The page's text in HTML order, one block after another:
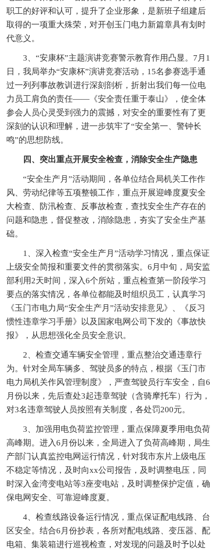
职工的好评和认可，提升了企业形象，是新班子组建后
取得的一项重大殊荣，对开创玉门电力新篇章具有划时
代意义。
3、“安康杯”主题演讲竞赛警示教育作用凸显。7月1
日，我局举办“安康杯”演讲竞赛活动，15名参赛选手通
过一列列事故教训进行深刻剖析，折射出我们每一位电
力员工肩负的责任——《安全责任重于泰山》，使全体
参会人员心灵受到强力的震撼，对安全的重要性有了更
深刻的认识和理解，进一步筑牢了“安全第一、警钟长
鸣”的思想防线。
四、突出重点开展安全检查，消除安全生产隐患
“安全生产月”活动期间，各单位结合局机关工作作
风、劳动纪律等五项整顿工作，重点开展迎峰度夏安全
大检查、防汛检查、反事故检查，查找安全生产存在的
问题和隐患，督促整改，消除隐患，夯实了安全生产基
础。
1、深入检查“安全生产月”活动学习情况，重点保证
上级安全简报和重要文件的贯彻落实。6月中旬，局安监
部利用2天时间，深入6个所站，重点检查第一阶段学习
要点的落实情况，各单位都能及时组织员工，认真学习
《玉门市电力局“安全生产月”活动安排意见》、《反习
惯性违章学习手册》以及国家电网公司下发的《事故快
报》，从思想强化全员安全意识。
2、检查交通车辆安全管理，重点整治交通违章行
为。针对全局车辆多、驾驶员多的特点，根据《玉门市
电力局机关作风管理制度》，严查驾驶员行车安全，自6
月份以来，先后查处3起违章驾驶（含骑摩托车）行为，
对3名违章驾驶人员按照有关制度，各处罚200元。
3、加强用电负荷监控管理，重点保障夏季用电负荷
高峰期。进入6月份以来，全局进入了负荷高峰期，局生
产部门认真监控电网运行情况，针对我市东片上级电压
不稳定等情况，及时向xx公司报告，及时调整电压，同
时深入金湾变电站等3座变电站，及时调整保护定值，确
保电网安全、可靠迎峰度夏。
4、检查线路设备运行情况，重点保证配电线路、台
区安全。结合6月份抄表，各所对配电线路、变压器、配
电箱、集装箱进行巡视检查，对发现的问题及时予以处